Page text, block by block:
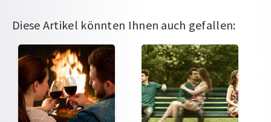
Diese Artikel könnten Ihnen auch gefallen: